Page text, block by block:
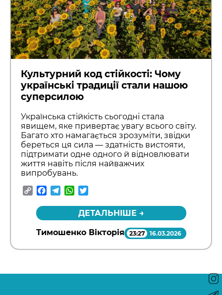
Культурний код стійкості: Чому
українські традиції стали нашою
суперсилою
Українська стійкість сьогодні стала
явищем, яке привертає увагу всього світу.
Багато хто намагається зрозуміти, звідки
береться ця сила — здатність вистояти,
підтримати одне одного й відновлювати
життя навіть після найважчих
випробувань.
CopyFacebook
TelegramWhatsApp
ДЕТАЛЬНІШЕ →
Тимошенко Вікторія 23:27 16.03.2026